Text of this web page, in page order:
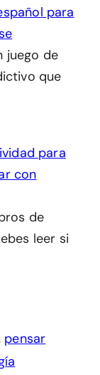
para
juego de
que
para
con
de
leer si
pensar